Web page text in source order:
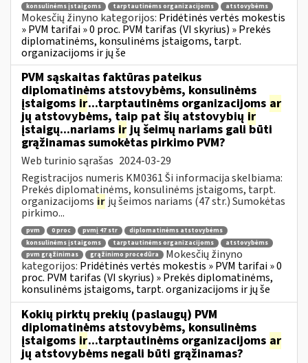
konsulinėms įstaigoms
tarptautinėms organizacijoms atstovybėms
Mokesčių žinyno kategorijos: Pridėtinės vertės mokestis
» PVM tarifai » 0 proc. PVM tarifas (VI skyrius) » Prekės
diplomatinėms, konsulinėms įstaigoms, tarpt.
organizacijoms ir jų še
PVM sąskaitas faktūras pateikus
diplomatinėms atstovybėms, konsulinėms
įstaigoms ir...tarptautinėms organizacijoms ar
jų atstovybėms, taip pat šių atstovybių ir
įstaigų...nariams irjų šeimų nariams gali būti
grąžinamas sumokėtas pirkimo PVM?
Web turinio sąrašas 2024-03-29
Registracijos numeris KM0361 Ši informacija skelbiama:
Prekės diplomatinėms, konsulinėms įstaigoms, tarpt.
organizacijoms ir jų šeimos nariams (47 str.) Sumokėtas
pirkimo...
pvm 0 proc pvmį 47 str
diplomatinėms atstovybėms
konsulinėms įstaigoms
tarptautinėms organizacijoms
atstovybėms
pvm grąžinimas
grąžinimo procedūra
Mokesčių žinyno
kategorijos: Pridėtinės vertės mokestis » PVM tarifai » 0
proc. PVM tarifas (VI skyrius) » Prekės diplomatinėms,
konsulinėms įstaigoms, tarpt. organizacijoms ir jų še
Kokių pirktų prekių (paslaugų) PVM
diplomatinėms atstovybėms, konsulinėms
įstaigoms ir...tarptautinėms organizacijoms ar
jų atstovybėms negali būti grąžinamas?